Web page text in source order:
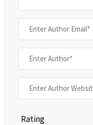
Rating